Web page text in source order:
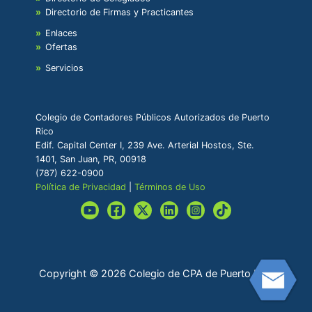
Directorio de Firmas y Practicantes
Enlaces
Ofertas
Servicios
Colegio de Contadores Públicos Autorizados de Puerto
Rico
Edif. Capital Center I, 239 Ave. Arterial Hostos, Ste.
1401, San Juan, PR, 00918
(787) 622-0900
Política de Privacidad |Términos de Uso
Copyright © 2026 Colegio de CPA de Puerto Rico